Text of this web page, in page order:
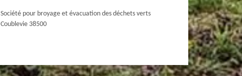
Société pour broyage et évacuation des déchets verts
Coublevie 38500